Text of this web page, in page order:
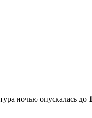
ночью опускалась до 1